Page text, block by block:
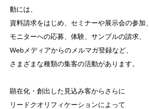
動には、
資料請求をはじめ、セミナーや展示会の参加、
モニターへの応募、体験、サンプルの請求、
Webメディアからのメルマガ登録など、
さまざまな種類の集客の活動があります。
顕在化・創出した見込み客からさらに
リードクオリフィケーションによって